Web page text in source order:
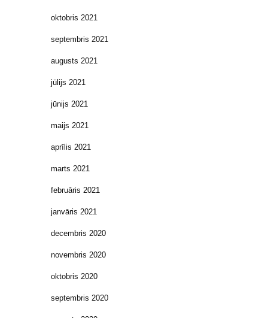
oktobris 2021
septembris 2021
augusts 2021
jūlijs 2021
jūnijs 2021
maijs 2021
aprīlis 2021
marts 2021
februāris 2021
janvāris 2021
decembris 2020
novembris 2020
oktobris 2020
septembris 2020